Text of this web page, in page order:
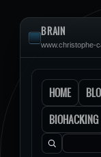
BRAIN
www.christophe-
HOME
BIOHACKING
Rechercher :